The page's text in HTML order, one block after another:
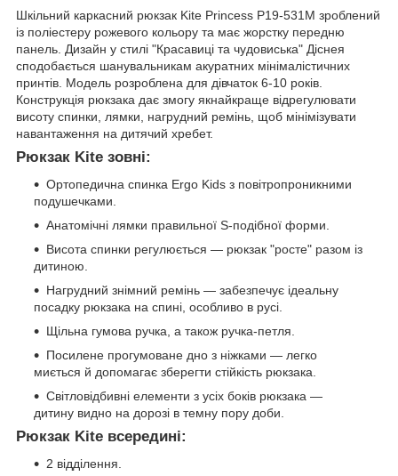
Шкільний каркасний рюкзак Kite Princess P19-531M зроблений
із поліестеру рожевого кольору та має жорстку передню
панель. Дизайн у стилі "Красавиці та чудовиська" Діснея
сподобається шанувальникам акуратних мінімалістичних
принтів. Модель розроблена для дівчаток 6-10 років.
Конструкція рюкзака дає змогу якнайкраще відрегулювати
висоту спинки, лямки, нагрудний ремінь, щоб мінімізувати
навантаження на дитячий хребет.
Рюкзак Kite зовні:
Ортопедична спинка Ergo Kids з повітропроникними
подушечками.
Анатомічні лямки правильної S-подібної форми.
Висота спинки регулюється — рюкзак "росте" разом із
дитиною.
Нагрудний знімний ремінь — забезпечує ідеальну
посадку рюкзака на спині, особливо в русі.
Щільна гумова ручка, а також ручка-петля.
Посилене прогумоване дно з ніжками — легко
миється й допомагає зберегти стійкість рюкзака.
Світловідбивні елементи з усіх боків рюкзака —
дитину видно на дорозі в темну пору доби.
Рюкзак Kite всередині:
2 відділення.